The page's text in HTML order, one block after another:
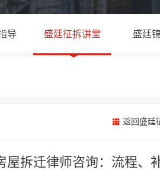
导 盛廷征拆讲堂 盛廷
返回盛廷
屋拆迁律师咨询：流程、